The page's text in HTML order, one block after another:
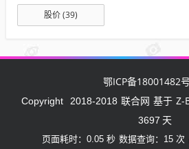
股价(39)
鄂ICP备18001482
Copyright 2018-2018 联合网 基于 Z-
3697 天
页面耗时：0.05 秒 数据查询：15 次